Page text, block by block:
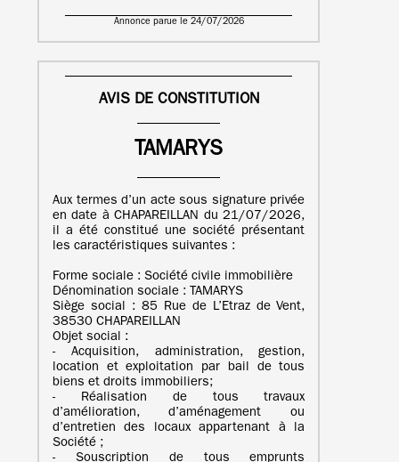
Annonce parue le 24/07/2026
AVIS DE CONSTITUTION
TAMARYS
Aux termes d’un acte sous signature privée
en date à CHAPAREILLAN du 21/07/2026,
il a été constitué une société présentant
les caractéristiques suivantes :
Forme sociale : Société civile immobilière
Dénomination sociale : TAMARYS
Siège social : 85 Rue de L’Etraz de Vent,
38530 CHAPAREILLAN
Objet social :
- Acquisition, administration, gestion,
location et exploitation par bail de tous
biens et droits immobiliers;
- Réalisation de tous travaux
d’amélioration, d’aménagement ou
d’entretien des locaux appartenant à la
Société ;
- Souscription de tous emprunts